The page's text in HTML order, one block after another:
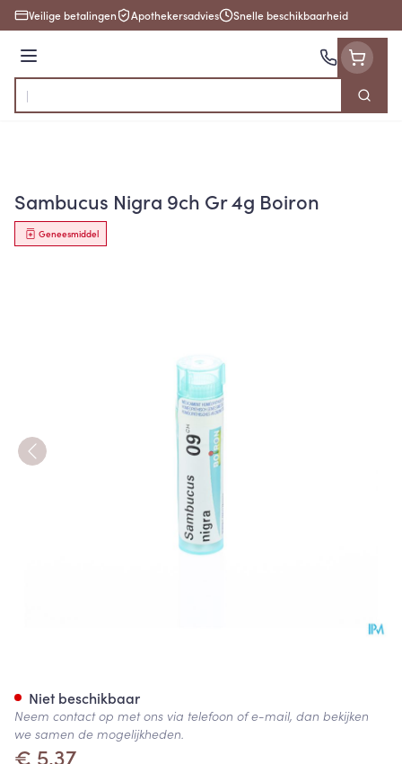
Ga naar de inhoud
Veilige betalingen Apothekersadvies Snelle beschikbaarheid
Menu
Product, merk, categorie...
Zoek
Sambucus Nigra 9ch Gr 4g Boiron
Geneesmiddel
€ 5,37
Niet beschikbaar
Neem contact op met ons via telefoon of e-mail, dan bekijken
we samen de mogelijkheden.